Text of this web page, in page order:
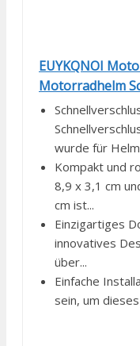
EUYKQNOI
Motorradhelm
wurde für
Kompakt und
8,9 x 3,1 cm
cm ist...
Einzigartiges
innovatives
über...
Einfache
sein, um